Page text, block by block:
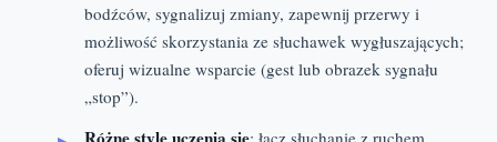
bodźców, sygnalizuj zmiany, zapewnij przerwy i
możliwość skorzystania ze słuchawek wygłuszających;
oferuj wizualne wsparcie (gest lub obrazek sygnału
„stop”).
Różne style uczenia się: łącz słuchanie z ruchem